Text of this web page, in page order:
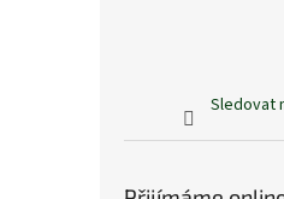
Sledovat